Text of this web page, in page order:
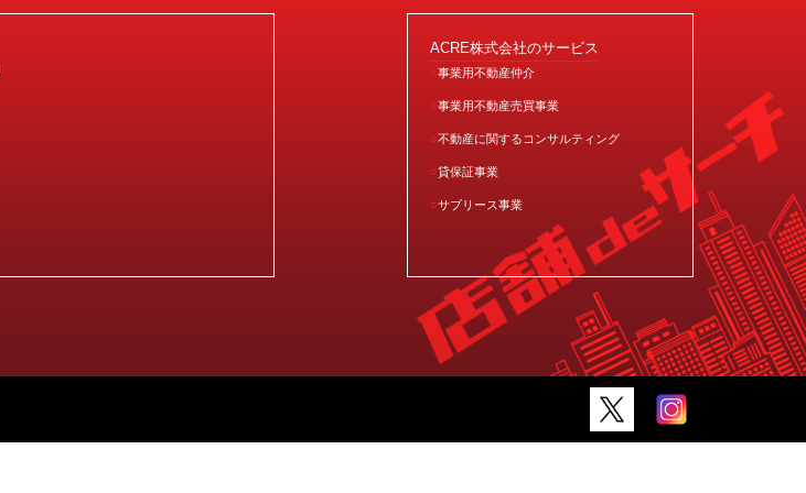
ACRE株式会社のサービス
事業用不動産仲介
事業用不動産売買事業
不動産に関するコンサルティング
貸保証事業
サブリース事業